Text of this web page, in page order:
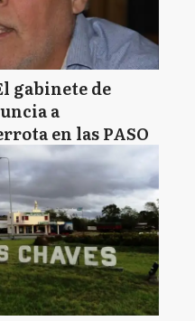
gabinete de
a
en las PASO